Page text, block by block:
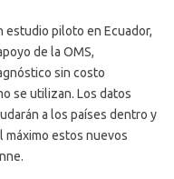
estudio piloto en Ecuador,
de la OMS,
sin costo
se utilizan. Los datos
a los países dentro y
máximo estos nuevos